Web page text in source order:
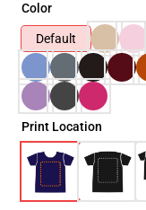
Color
Default
Print Location